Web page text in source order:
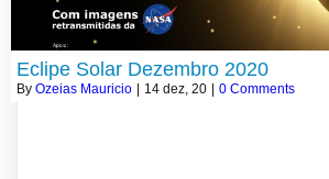
Eclipe Solar Dezembro 2020
By Ozeias Mauricio | 14 dez, 20 | 0 Comments